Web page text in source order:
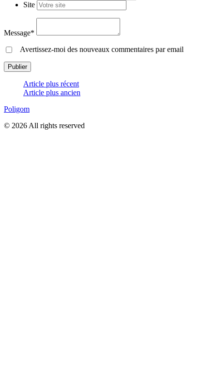
Site
Message*
Avertissez-moi des nouveaux commentaires par email
Article plus récent
Article plus ancien
Poligom
© 2026 All rights reserved